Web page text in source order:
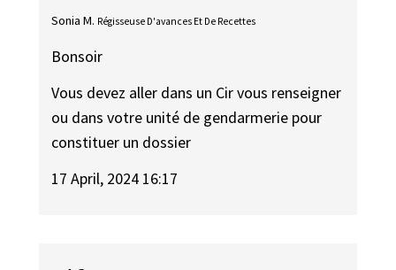
Sonia M. Régisseuse D'avances Et De Recettes
Bonsoir
Vous devez aller dans un Cir vous renseigner
ou dans votre unité de gendarmerie pour
constituer un dossier
17 April, 2024 16:17